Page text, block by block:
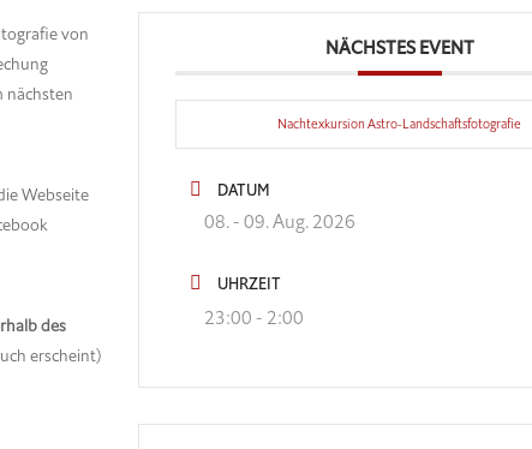
von
nächsten
Webseite
des
erscheint)
NÄCHSTES EVENT
Nachtexkursion Astro-Landschaftsfotografie
DATUM
08. - 09. Aug. 2026
UHRZEIT
23:00 - 2:00